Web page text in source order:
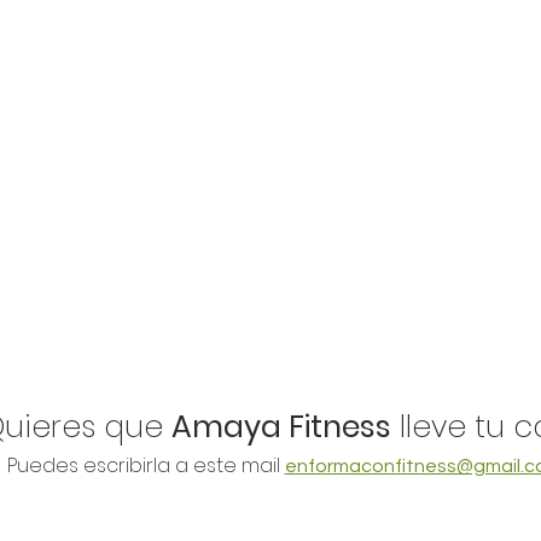
que Amaya Fitness lleve tu
Puedes escribirla a este mail